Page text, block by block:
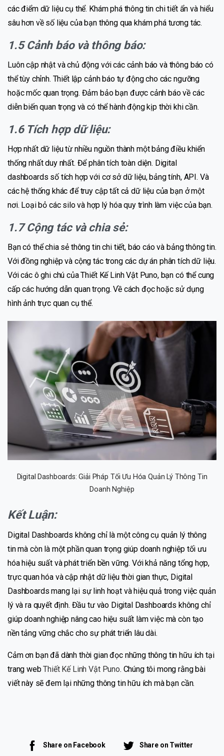
các điểm dữ liệu cụ thể. Khám phá thông tin chi tiết ẩn và hiểu
sâu hơn về số liệu của bạn thông qua khám phá tương tác.
1.5 Cảnh báo và thông báo:
Luôn cập nhật và chủ động với các cảnh báo và thông báo có
thể tùy chỉnh. Thiết lập cảnh báo tự động cho các ngưỡng
hoặc mốc quan trọng. Đảm bảo bạn được cảnh báo về các
diễn biến quan trọng và có thể hành động kịp thời khi cần.
1.6 Tích hợp dữ liệu:
Hợp nhất dữ liệu từ nhiều nguồn thành một bảng điều khiển
thống nhất duy nhất. Để phân tích toàn diện. Digital
dashboards số tích hợp với cơ sở dữ liệu, bảng tính, API. Và
các hệ thống khác để truy cập tất cả dữ liệu của bạn ở một
nơi. Loại bỏ các silo và hợp lý hóa quy trình làm việc của bạn.
1.7 Cộng tác và chia sẻ:
Bạn có thể chia sẻ thông tin chi tiết, báo cáo và bảng thông tin.
Với đồng nghiệp và cộng tác trong các dự án phân tích dữ liệu.
Với các ô ghi chú của Thiết Kế Linh Vật Puno, bạn có thể cung
cấp các hướng dẫn quan trọng. Về cách đọc hoặc sử dụng
hình ảnh trực quan cụ thể.
Digital Dashboards: Giải Pháp Tối Ưu Hóa Quản Lý Thông Tin
Doanh Nghiệp
Kết Luận:
Digital Dashboards không chỉ là một công cụ quản lý thông
tin mà còn là một phần quan trọng giúp doanh nghiệp tối ưu
hóa hiệu suất và phát triển bền vững. Với khả năng tổng hợp,
trực quan hóa và cập nhật dữ liệu thời gian thực, Digital
Dashboards mang lại sự linh hoạt và hiệu quả trong việc quản
lý và ra quyết định. Đầu tư vào Digital Dashboards không chỉ
giúp doanh nghiệp nâng cao hiệu suất làm việc mà còn tạo
nền tảng vững chắc cho sự phát triển lâu dài.
Cảm ơn bạn đã dành thời gian đọc những thông tin hữu ích tại
trang webThiết Kế Linh Vật Puno. Chúng tôi mong rằng bài
viết này sẽ đem lại những thông tin hữu ích mà bạn cần.
Share on Facebook Share on Twitter